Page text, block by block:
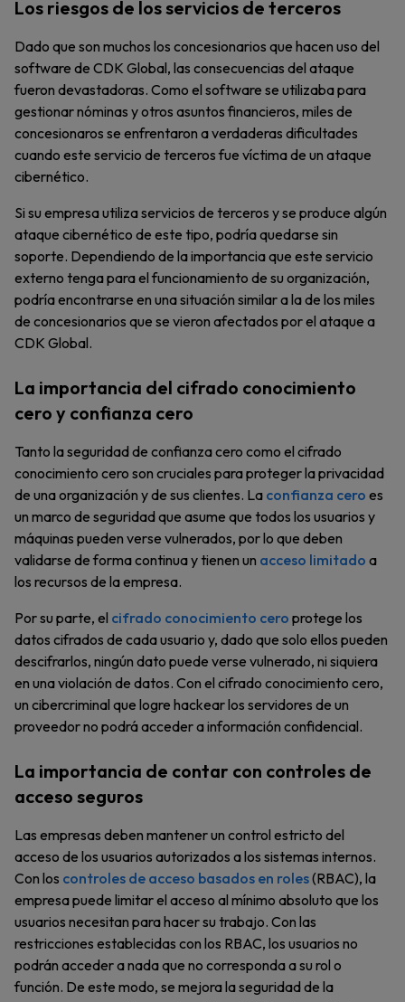
Los riesgos de los servicios de terceros
Dado que son muchos los concesionarios que hacen uso del
software de CDK Global, las consecuencias del ataque
fueron devastadoras. Como el software se utilizaba para
gestionar nóminas y otros asuntos financieros, miles de
concesionaros se enfrentaron a verdaderas dificultades
cuando este servicio de terceros fue víctima de un ataque
cibernético.
Si su empresa utiliza servicios de terceros y se produce algún
ataque cibernético de este tipo, podría quedarse sin
soporte. Dependiendo de la importancia que este servicio
externo tenga para el funcionamiento de su organización,
podría encontrarse en una situación similar a la de los miles
de concesionarios que se vieron afectados por el ataque a
CDK Global.
La importancia del cifrado conocimiento
cero y confianza cero
Tanto la seguridad de confianza cero como el cifrado
conocimiento cero son cruciales para proteger la privacidad
de una organización y de sus clientes. La confianza cero es
un marco de seguridad que asume que todos los usuarios y
máquinas pueden verse vulnerados, por lo que deben
validarse de forma continua y tienen un acceso limitado a
los recursos de la empresa.
Por su parte, el cifrado conocimiento cero protege los
datos cifrados de cada usuario y, dado que solo ellos pueden
descifrarlos, ningún dato puede verse vulnerado, ni siquiera
en una violación de datos. Con el cifrado conocimiento cero,
un cibercriminal que logre hackear los servidores de un
proveedor no podrá acceder a información confidencial.
La importancia de contar con controles de
acceso seguros
Las empresas deben mantener un control estricto del
acceso de los usuarios autorizados a los sistemas internos.
Con los controles de acceso basados en roles(RBAC), la
empresa puede limitar el acceso al mínimo absoluto que los
usuarios necesitan para hacer su trabajo. Con las
restricciones establecidas con los RBAC, los usuarios no
podrán acceder a nada que no corresponda a su rol o
función. De este modo, se mejora la seguridad de la